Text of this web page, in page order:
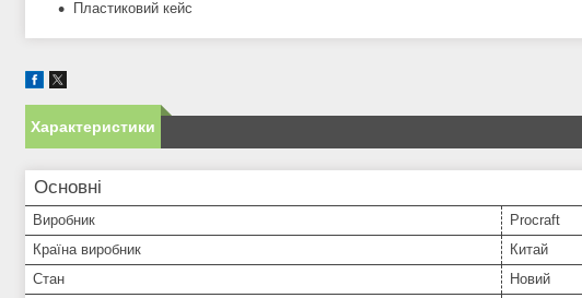
Пластиковий кейс
Характеристики
Основні
Виробник
Procraft
Країна виробник
Китай
Стан
Новий